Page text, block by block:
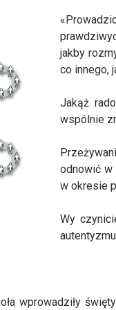
jakby
co innego,
Jakąż
wspólnie
odnowić w
w okresie
Wy
wprowadziły